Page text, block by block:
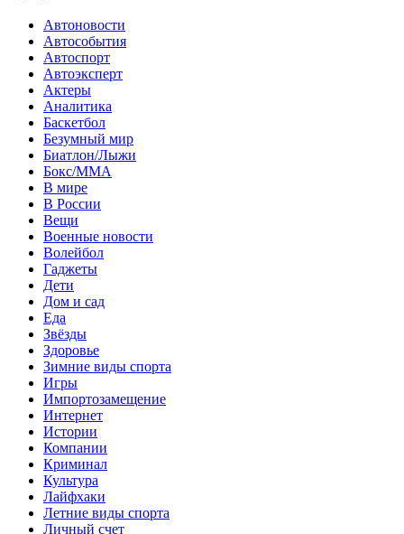
Автоновости
Автособытия
Автоспорт
Автоэксперт
Актеры
Аналитика
Баскетбол
Безумный мир
Биатлон/Лыжи
Бокс/MMA
В мире
В России
Вещи
Военные новости
Волейбол
Гаджеты
Дети
Дом и сад
Еда
Звёзды
Здоровье
Зимние виды спорта
Игры
Импортозамещение
Интернет
Истории
Компании
Криминал
Культура
Лайфхаки
Летние виды спорта
Личный счет